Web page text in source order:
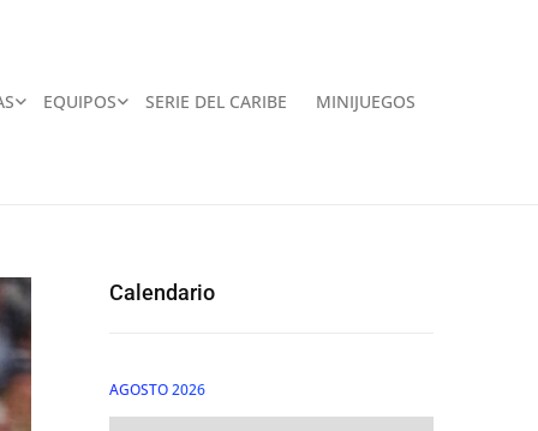
EQUIPOS SERIE DEL CARIBE MINIJUEGOS
Calendario
AGOSTO 2026